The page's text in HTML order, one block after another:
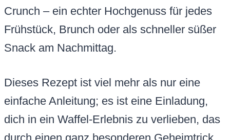
Crunch – ein echter Hochgenuss für jedes
Frühstück, Brunch oder als schneller süßer
Snack am Nachmittag.
Dieses Rezept ist viel mehr als nur eine
einfache Anleitung; es ist eine Einladung,
dich in ein Waffel-Erlebnis zu verlieben, das